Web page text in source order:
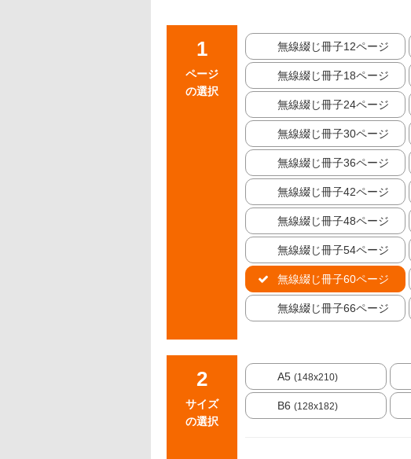
ページ
の選択
無線綴じ冊子12ページ
無線綴じ冊子18ページ
無線綴じ冊子24ページ
無線綴じ冊子30ページ
無線綴じ冊子36ページ
無線綴じ冊子42ページ
無線綴じ冊子48ページ
無線綴じ冊子54ページ
無線綴じ冊子60ページ
無線綴じ冊子66ページ
サイズ
の選択
A5 (148x210)
B6 (128x182)